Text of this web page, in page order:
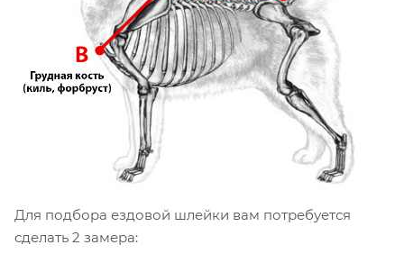
Для подбора ездовой шлейки вам потребуется
сделать 2 замера: